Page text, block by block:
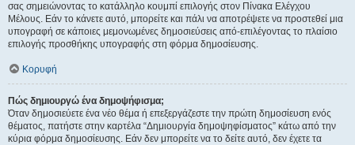
σας σημειώνοντας το κατάλληλο κουμπί επιλογής στον Πίνακα Ελέγχου
Μέλους. Εάν το κάνετε αυτό, μπορείτε και πάλι να αποτρέψετε να προστεθεί μια
υπογραφή σε κάποιες μεμονωμένες δημοσιεύσεις από-επιλέγοντας το πλαίσιο
επιλογής προσθήκης υπογραφής στη φόρμα δημοσίευσης.
Κορυφή
Πώς δημιουργώ ένα δημοψήφισμα;
Όταν δημοσιεύετε ένα νέο θέμα ή επεξεργάζεστε την πρώτη δημοσίευση ενός
θέματος, πατήστε στην καρτέλα “Δημιουργία δημοψηφίσματος” κάτω από την
κύρια φόρμα δημοσίευσης. Εάν δεν μπορείτε να το δείτε αυτό, δεν έχετε τα